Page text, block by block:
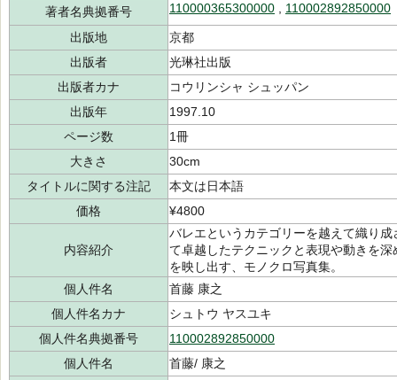
著者名典拠番号
110000365300000 110002892850000
出版地
京都
出版者
光琳社出版
出版者カナ
コウリンシャ シュッパン
出版年
1997.10
ページ数
1冊
大きさ
30cm
タイトルに関する注記
本文は日本語
価格
¥4800
内容紹介
バレエというカテゴリーを越えて織り
て卓越したテクニックと表現や動きを
を映し出す、モノクロ写真集。
個人件名
首藤 康之
個人件名カナ
シュトウ ヤスユキ
個人件名典拠番号
110002892850000
個人件名
首藤/ 康之